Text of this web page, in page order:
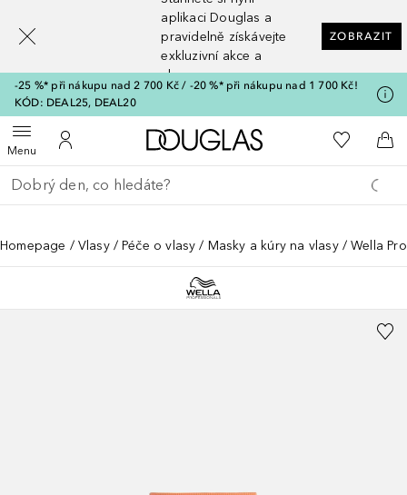
aplikaci Douglas a
pravidelně získávejte
exkluzivní akce a
slevy
ZOBRAZIT
-25 %* při nákupu nad 2 700 Kč / -20 %* při nákupu nad 1 700 Kč!
KÓD: DEAL25, DEAL20
MenuOtevřít menuK mému účtu
Domů K mému
Do
Vraťte se
Proveďte vyhledávání
Homepage Vlasy Péče o vlasy Masky a kúry na vlasy Wella
[navigation.slideout.screenreader]